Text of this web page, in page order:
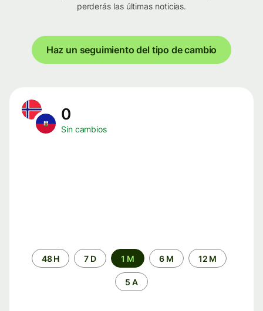
perderás las últimas noticias.
Haz un seguimiento del tipo de cambio
0
Sin cambios
Periodo48 H 7 D 1 M 6 M 12 M
5 A